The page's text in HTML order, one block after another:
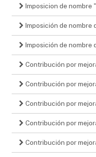
Imposicion de nombre
Imposición de nombre
Imposición de nombre
Contribución por
Contribución por
Contribución por
Contribución por
Contribución por